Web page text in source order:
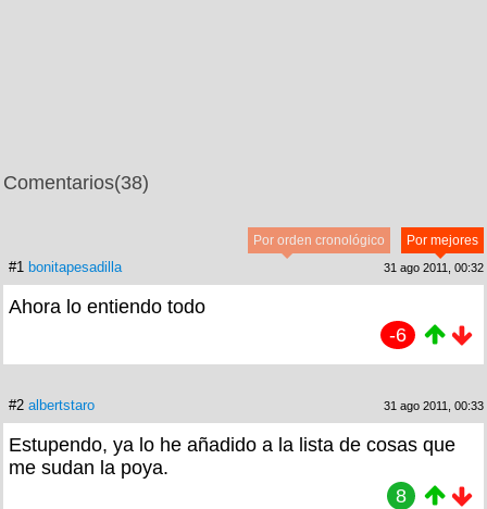
Comentarios(38)
Por mejores
Por orden cronológico
#1 bonitapesadilla 31 ago 2011, 00:32
Ahora lo entiendo todo
-6
#2 albertstaro 31 ago 2011, 00:33
Estupendo, ya lo he añadido a la lista de cosas que
me sudan la poya.
8